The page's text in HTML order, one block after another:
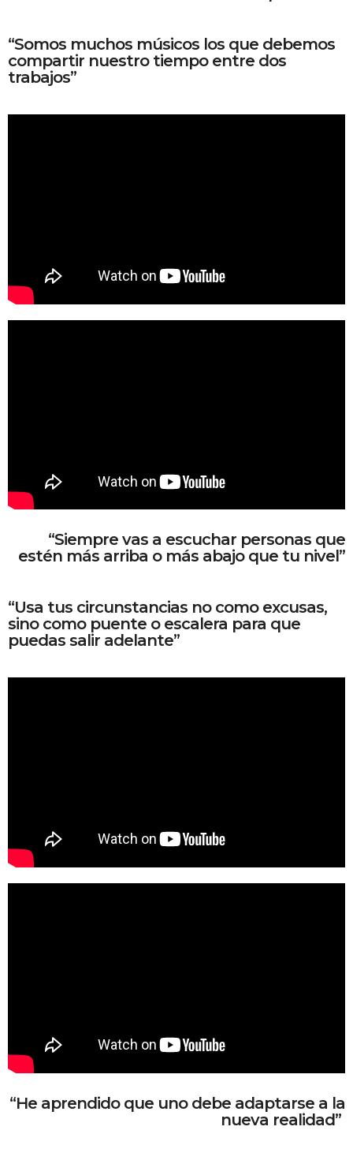
“Somos muchos músicos los que debemos
compartir nuestro tiempo entre dos
trabajos”
“Siempre vas a escuchar personas que
estén más arriba o más abajo que tu nivel”
“Usa tus circunstancias no como excusas,
sino como puente o escalera para que
puedas salir adelante”
“He aprendido que uno debe adaptarse a la
nueva realidad”